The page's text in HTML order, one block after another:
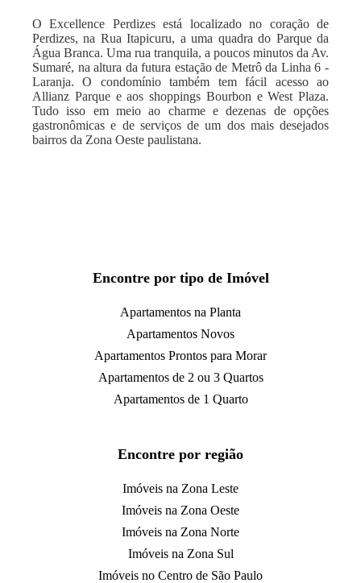
O Excellence Perdizes está localizado no coração de
Perdizes, na Rua Itapicuru, a uma quadra do Parque da
Água Branca. Uma rua tranquila, a poucos minutos da Av.
Sumaré, na altura da futura estação de Metrô da Linha 6 -
Laranja. O condomínio também tem fácil acesso ao
Allianz Parque e aos shoppings Bourbon e West Plaza.
Tudo isso em meio ao charme e dezenas de opções
gastronômicas e de serviços de um dos mais desejados
bairros da Zona Oeste paulistana.
Encontre por tipo de Imóvel
Apartamentos na Planta
Apartamentos Novos
Apartamentos Prontos para Morar
Apartamentos de 2 ou 3 Quartos
Apartamentos de 1 Quarto
Encontre por região
Imóveis na Zona Leste
Imóveis na Zona Oeste
Imóveis na Zona Norte
Imóveis na Zona Sul
Imóveis no Centro de São Paulo